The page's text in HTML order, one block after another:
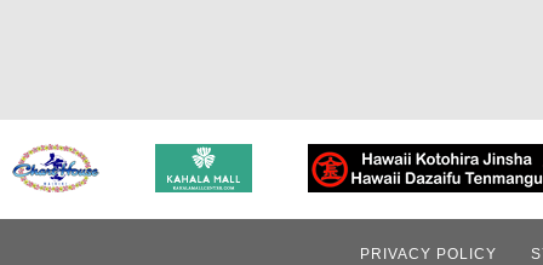
PRIVACY POLICY